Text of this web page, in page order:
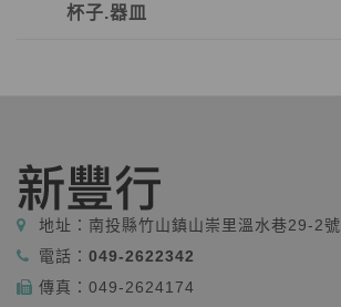
杯子.器皿
地址： 南投縣竹山鎮山崇里溫水巷29-2號
電話： 049-2622342
傳真： 049-2624174